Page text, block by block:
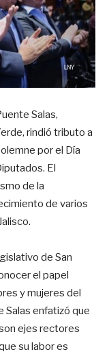
Salas,
rindió tributo a
por el Día
El
de la
de varios
de San
el papel
y mujeres del
Salas enfatizó que
ejes rectores
su labor es